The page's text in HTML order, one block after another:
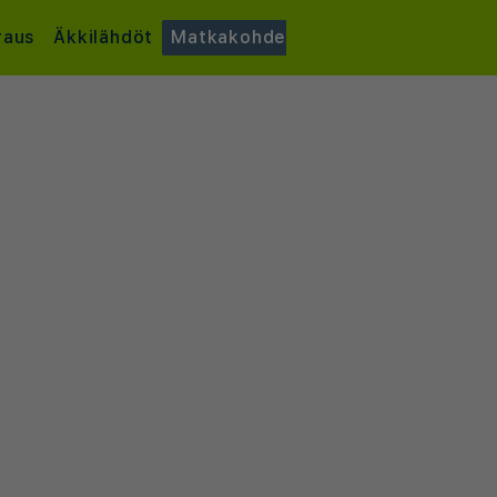
Äkkilähdöt Matkakohde